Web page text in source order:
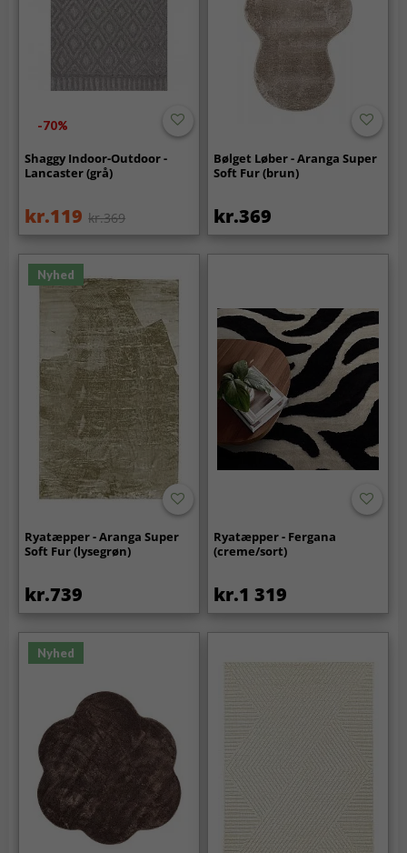
-70%
Shaggy Indoor-Outdoor -
Lancaster (grå)
kr.119 kr.369
Bølget Løber - Aranga Super
Soft Fur (brun)
kr.369
Nyhed
Ryatæpper - Aranga Super
Soft Fur (lysegrøn)
kr.739
Ryatæpper - Fergana
(creme/sort)
kr.1 319
Nyhed